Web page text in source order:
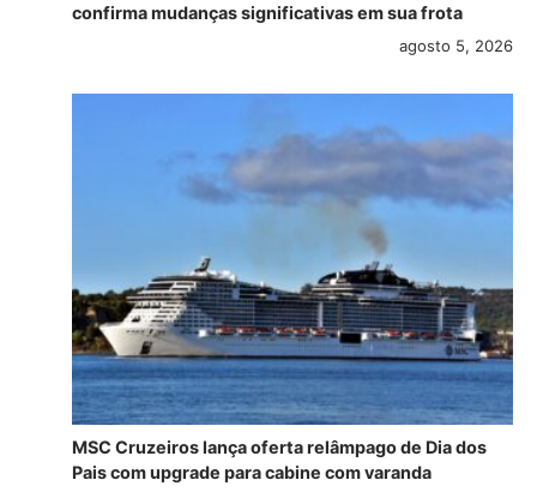
confirma mudanças significativas em sua frota
agosto 5, 2026
MSC Cruzeiros lança oferta relâmpago de Dia dos
Pais com upgrade para cabine com varanda